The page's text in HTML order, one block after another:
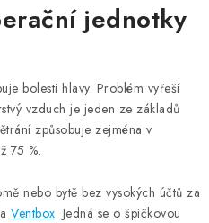
jednotky
bolesti hlavy. Problém vyřeší
vzduch je jeden ze základů
způsobuje zejména v
75 %.
nebo bytě bez vysokých účtů za
Ventbox. Jedná se o špičkovou